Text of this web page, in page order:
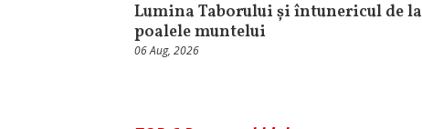
Lumina Taborului și întunericul de la
poalele muntelui
06 Aug, 2026